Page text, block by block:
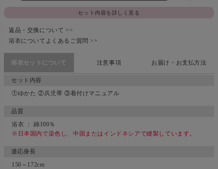
セット内容を詳しく見る
返品・交換について >>
浴衣についてよくあるご質問 >>
浴衣セットについて 注意事項 お届け・お支払方法
セット内容
①ゆかた ②兵児帯 ③着付けマニュアル
品質
浴衣 ： 綿100％
※日本国内で染色し、中国またはインドネシアで縫製しています。
適応身長
150～172cm